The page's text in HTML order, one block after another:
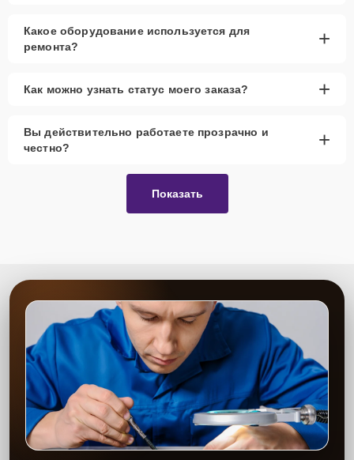
Какое оборудование используется для
ремонта?
+
Как можно узнать статус моего заказа? +
Вы действительно работаете прозрачно и
честно?
+
Показать